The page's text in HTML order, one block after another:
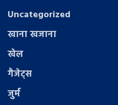
Uncategorized
खाना खजाना
खेल
गैजेट्स
जुर्म